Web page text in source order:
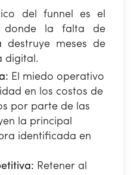
del funnel es el
donde la falta de
destruye meses de
digital.
El miedo operativo
en los costos de
por parte de las
la principal
identificada en
Retener al